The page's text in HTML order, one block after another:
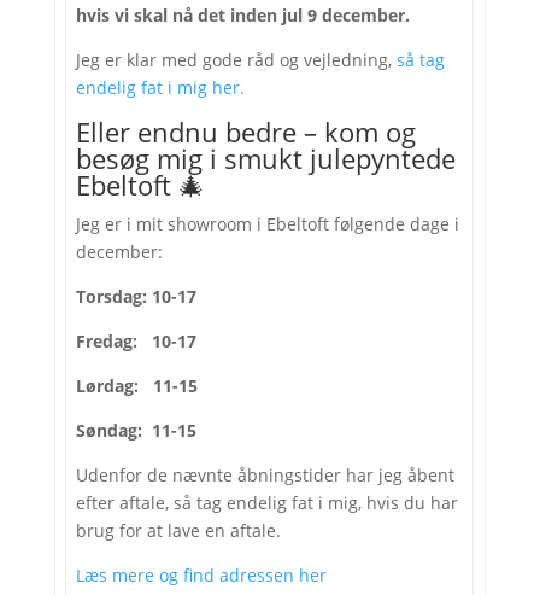
hvis vi skal nå det inden jul 9 december.
Jeg er klar med gode råd og vejledning,så tag
endelig fat i mig her.
Eller endnu bedre – kom og
besøg mig i smukt julepyntede
Ebeltoft 🎄
Jeg er i mit showroom i Ebeltoft følgende dage i
december:
Torsdag: 10-17
Fredag: 10-17
Lørdag: 11-15
Søndag: 11-15
Udenfor de nævnte åbningstider har jeg åbent
efter aftale, så tag endelig fat i mig, hvis du har
brug for at lave en aftale.
Læs mere og find adressen her